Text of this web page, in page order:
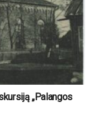
„Palangos